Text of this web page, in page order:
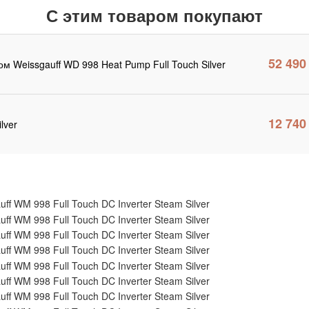
С этим товаром покупают
Weissgauff WD 998 Heat Pump Full Touch Silver 52 490
12 740